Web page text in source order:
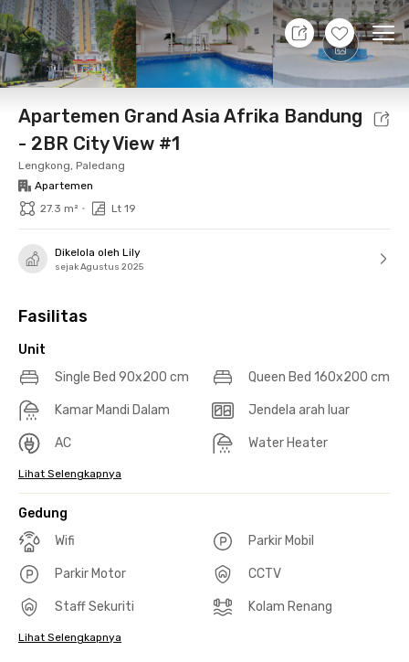
+19
11 Agt 26 - Belum tahu
Foto Fasilitas bersama Lokasi Aturan
Apartemen Grand Asia Afrika Bandung
- 2BR City View #1
Lengkong, Paledang
Apartemen
27.3 m² • Lt 19
Dikelola oleh Lily
sejak Agustus 2025
Fasilitas
Unit
Single Bed 90x200 cm
Queen Bed 160x200 cm
Kamar Mandi Dalam Jendela arah luar
AC Water Heater
Lihat Selengkapnya
Gedung
Wifi
Parkir Mobil
Parkir Motor CCTV
Staff Sekuriti Kolam Renang
Lihat Selengkapnya